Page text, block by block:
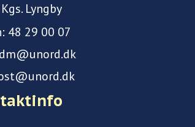
Lyngby
48 29 00 07